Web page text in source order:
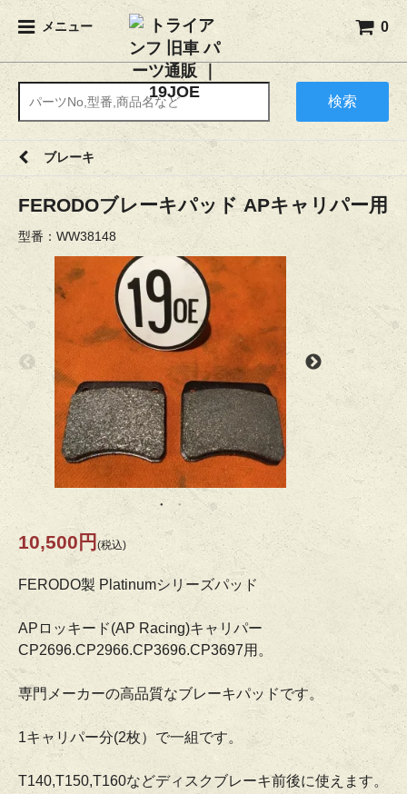
メニュー 0
検索
ブレーキ
FERODOブレーキパッド APキャリパー用
型番：WW38148
10,500円 (税込)
FERODO製 Platinumシリーズパッド
APロッキード(AP Racing)キャリパー
CP2696.CP2966.CP3696.CP3697用。
専門メーカーの高品質なブレーキパッドです。
1キャリパー分(2枚）で一組です。
T140,T150,T160などディスクブレーキ前後に使えます。